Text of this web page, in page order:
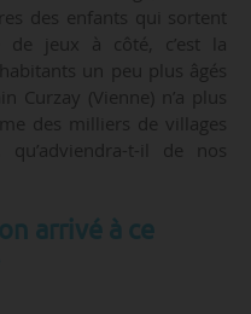
des enfants qui sortent
de jeux à côté, c’est la
un peu plus âgés
Curzay (Vienne) n’a plus
des milliers de villages
qu’adviendra-t-il de nos
arrivé à ce